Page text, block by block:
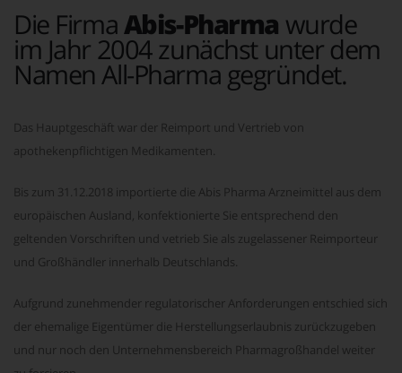
Die Firma Abis-Pharma wurde
im Jahr 2004 zunächst unter dem
Namen All-Pharma gegründet.
Das Hauptgeschäft war der Reimport und Vertrieb von
apothekenpflichtigen Medikamenten.
Bis zum 31.12.2018 importierte die Abis Pharma Arzneimittel aus dem
europäischen Ausland, konfektionierte Sie entsprechend den
geltenden Vorschriften und vetrieb Sie als zugelassener Reimporteur
und Großhändler innerhalb Deutschlands.
Aufgrund zunehmender regulatorischer Anforderungen entschied sich
der ehemalige Eigentümer die Herstellungserlaubnis zurückzugeben
und nur noch den Unternehmensbereich Pharmagroßhandel weiter